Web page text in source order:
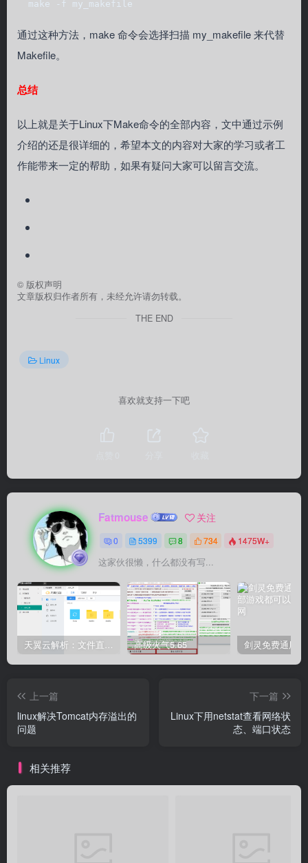
  make -f my_makefile
通过这种方法，make 命令会选择扫描 my_makefile 来代替
Makefile。
总结
以上就是关于Linux下Make命令的全部内容，文中通过示例
介绍的还是很详细的，希望本文的内容对大家的学习或者工
作能带来一定的帮助，如果有疑问大家可以留言交流。
© 版权声明
文章版权归作者所有，未经允许请勿转载。
THE END
Linux
喜欢就支持一下吧
Fatmouse 关注
0 5399 8 734 1475W+
这家伙很懒，什么都没有写...
天翼云解析：文件直链获取源码 高级火气5.65
上一篇
linux解决Tomcat内存溢出的
问题
下一篇
Linux下用netstat查看网络状
态、端口状态
相关推荐